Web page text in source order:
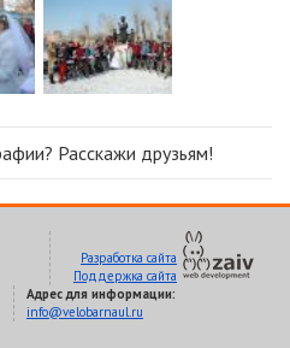
Расскажи друзьям!
Разработка сайта
Поддержка сайта
Адрес для информации:
info@velobarnaul.ru